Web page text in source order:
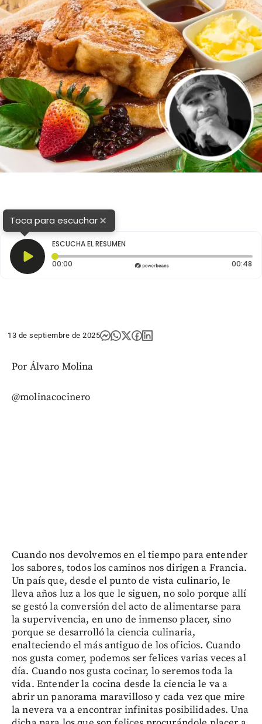
Toca para escuchar×
ESCUCHA EL RESUMEN
00:00 Tiempo transcurrido: 0 segundos 00:48
13 de septiembre de 2025
Por Álvaro Molina
@molinacocinero
Cuando nos devolvemos en el tiempo para entender
los sabores, todos los caminos nos dirigen a Francia.
Un país que, desde el punto de vista culinario, le
lleva años luz a los que le siguen, no solo porque allí
se gestó la conversión del acto de alimentarse para
la supervivencia, en uno de inmenso placer, sino
porque se desarrolló la ciencia culinaria,
enalteciendo el más antiguo de los oficios. Cuando
nos gusta comer, podemos ser felices varias veces al
día. Cuando nos gusta cocinar, lo seremos toda la
vida. Entender la cocina desde la ciencia le va a
abrir un panorama maravilloso y cada vez que mire
la nevera va a encontrar infinitas posibilidades. Una